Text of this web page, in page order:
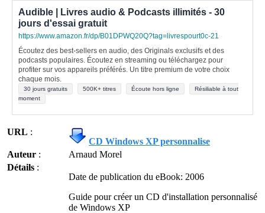
Audible | Livres audio & Podcasts illimités - 30
jours d'essai gratuit
https://www.amazon.fr/dp/B01DPWQ20Q?tag=livrespourt0c-21
Écoutez des best-sellers en audio, des Originals exclusifs et des
podcasts populaires. Écoutez en streaming ou téléchargez pour
profiter sur vos appareils préférés. Un titre premium de votre choix
chaque mois.
30 jours gratuits 500K+ titres Écoute hors ligne
Résiliable à tout
moment
URL :
CD Windows XP personnalise
Auteur :
Arnaud Morel
Détails :
Date de publication du eBook: 2006
Guide pour créer un CD d'installation personnalisé
de Windows XP